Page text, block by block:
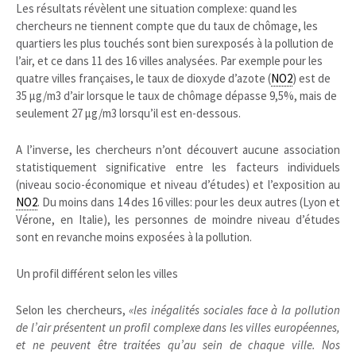
Les résultats révèlent une situation complexe: quand les
chercheurs ne tiennent compte que du taux de chômage, les
quartiers les plus touchés sont bien surexposés à la pollution de
l’air, et ce dans 11 des 16 villes analysées. Par exemple pour les
quatre villes françaises, le taux de dioxyde d’azote (NO2) est de
35 µg/m3 d’air lorsque le taux de chômage dépasse 9,5%, mais de
seulement 27 µg/m3 lorsqu’il est en-dessous.
A l’inverse, les chercheurs n’ont découvert aucune association
statistiquement significative entre les facteurs individuels
(niveau socio-économique et niveau d’études) et l’exposition au
NO2. Du moins dans 14 des 16 villes: pour les deux autres (Lyon et
Vérone, en Italie), les personnes de moindre niveau d’études
sont en revanche moins exposées à la pollution.
Un profil différent selon les villes
Selon les chercheurs,«les inégalités sociales face à la pollution
de l’air présentent un profil complexe dans les villes européennes,
et ne peuvent être traitées qu’au sein de chaque ville. Nos